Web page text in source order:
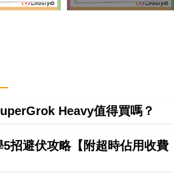
Heavy值得買嗎？
招避伏攻略【附超時佔用收費